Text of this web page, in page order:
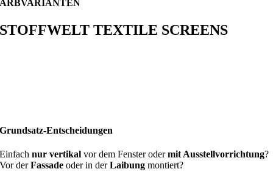
STOFFWELT TEXTILE SCREENS
Grundsatz-Entscheidungen
Einfachnur vertikal vor dem Fenster odermit Ausstellvorrichtung?
Vor derFassade oder in derLaibung montiert?